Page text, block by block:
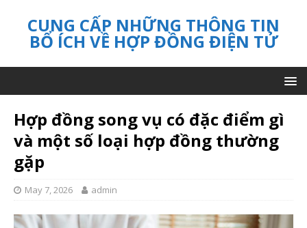
CUNG CẤP NHỮNG THÔNG TIN
BỔ ÍCH VỀ HỢP ĐỒNG ĐIỆN TỬ
Hợp đồng song vụ có đặc điểm gì
và một số loại hợp đồng thường
gặp
May 7, 2026 admin